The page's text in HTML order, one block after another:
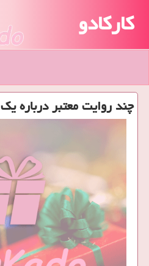
کارکادو
چند روایت معتبر درباره